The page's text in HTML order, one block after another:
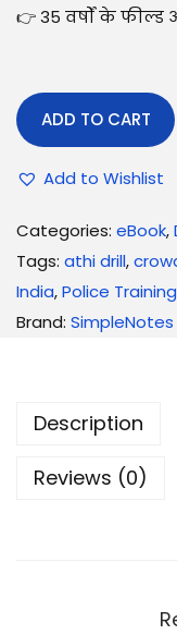
👉 35 वर्षों के
ADD TO CART
Add to Wishlist
Categories: eBook,
Tags: athi drill,
India,Police
Brand:
Description
Reviews (0)